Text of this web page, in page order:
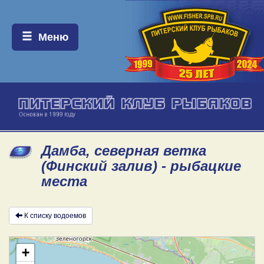
Меню:
Меню
Дамба, северная ветка
(Финский залив) - рыбацкие
места
К списку водоемов
+